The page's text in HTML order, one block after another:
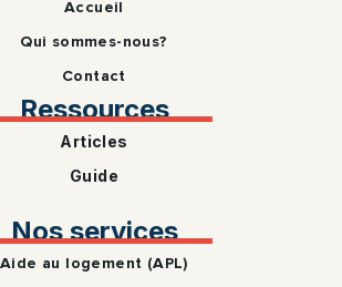
Accueil
Qui sommes-nous?
Contact
Ressources
Articles
Guide
Nos services
Aide au logement (APL)